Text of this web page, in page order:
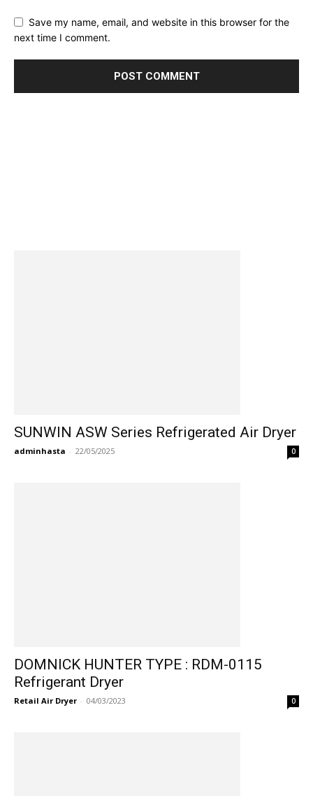
Save my name, email, and website in this browser for the
next time I comment.
SUNWIN ASW Series Refrigerated Air Dryer
adminhasta - 22/05/2025 0
DOMNICK HUNTER TYPE : RDM-0115
Refrigerant Dryer
Retail Air Dryer - 04/03/2023 0